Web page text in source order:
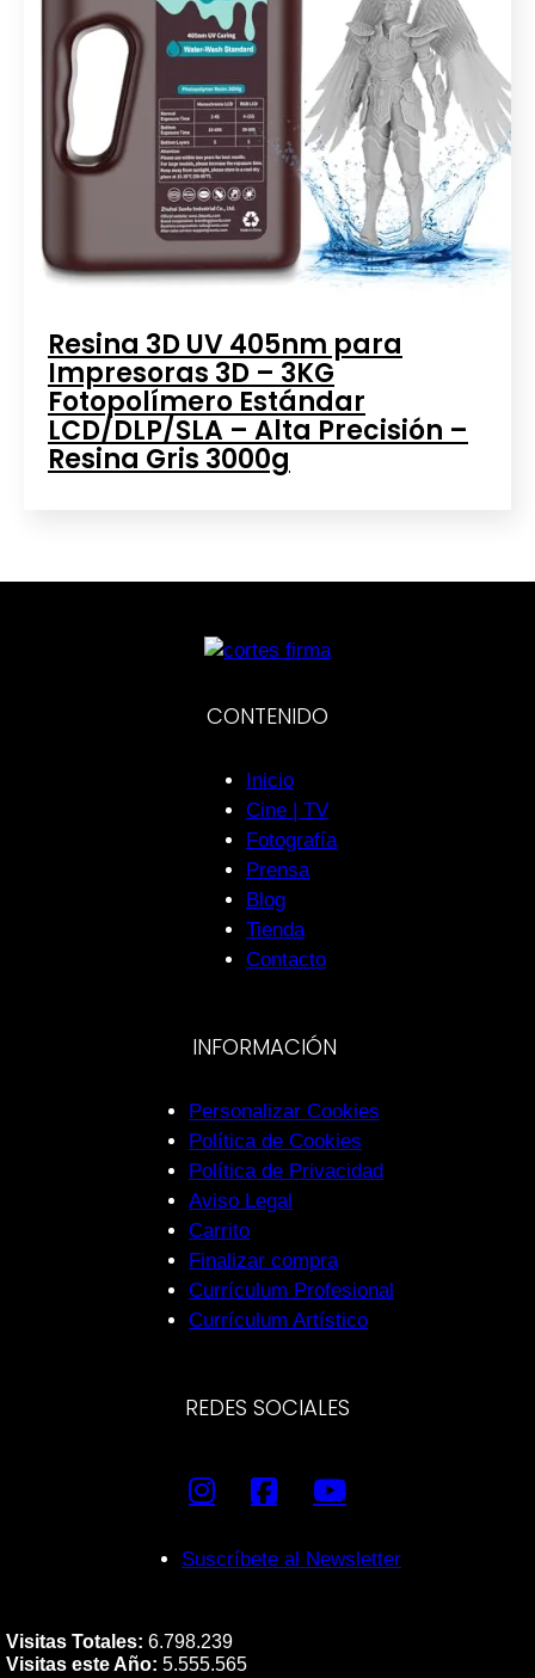
Resina 3D UV 405nm para
Impresoras 3D – 3KG
Fotopolímero Estándar
LCD/DLP/SLA – Alta Precisión –
Resina Gris 3000g
CONTENIDO
Inicio
Cine | TV
Fotografía
Prensa
Blog
Tienda
Contacto
INFORMACIÓN
Personalizar Cookies
Política de Cookies
Política de Privacidad
Aviso Legal
Carrito
Finalizar compra
Currículum Profesional
Currículum Artístico
REDES SOCIALES
Suscríbete al Newsletter
Visitas Totales: 6.798.239
Visitas este Año: 5.555.565